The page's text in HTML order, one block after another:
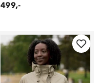
499,-